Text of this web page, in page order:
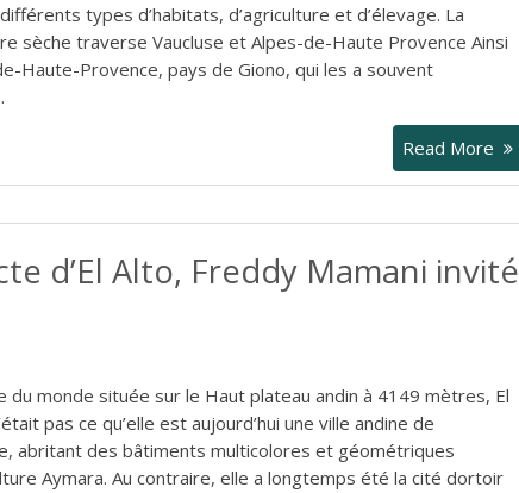
types d’habitats, d’agriculture et d’élevage. La
sèche traverse Vaucluse et Alpes-de-Haute Provence Ainsi
Haute-Provence, pays de Giono, qui les a souvent
Read More
d’El Alto, Freddy Mamani invité
du monde située sur le Haut plateau andin à 4149 mètres, El
pas ce qu’elle est aujourd’hui une ville andine de
abritant des bâtiments multicolores et géométriques
Aymara. Au contraire, elle a longtemps été la cité dortoir